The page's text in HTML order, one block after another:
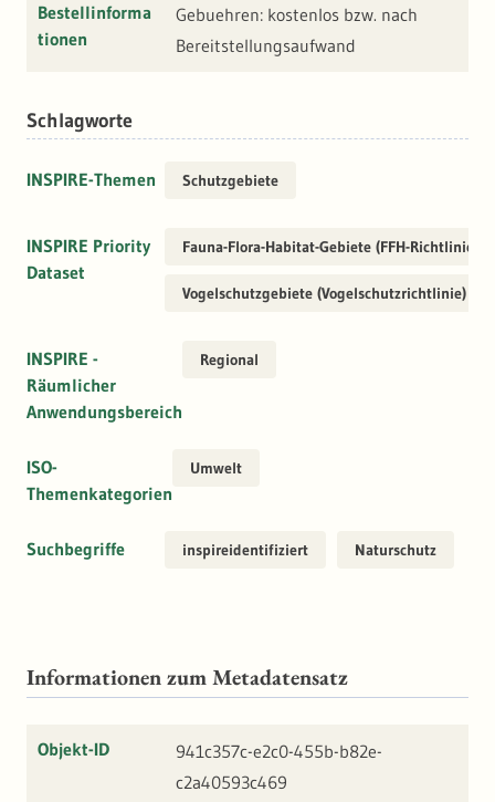
Bestellinforma
tionen
Gebuehren: kostenlos bzw. nach
Bereitstellungsaufwand
Schlagworte
INSPIRE-Themen Schutzgebiete
INSPIRE Priority
Dataset
Fauna-Flora-Habitat-Gebiete (FFH-Richtlinie)
Vogelschutzgebiete (Vogelschutzrichtlinie)
INSPIRE -
Räumlicher
Anwendungsbereich
Regional
ISO-
Themenkategorien
Umwelt
Suchbegriffe inspireidentifiziert Naturschutz
Informationen zum Metadatensatz
Objekt-ID
941c357c-e2c0-455b-b82e-
c2a40593c469